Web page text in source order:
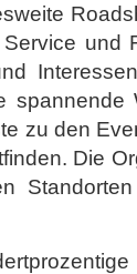
und
zu den
Die